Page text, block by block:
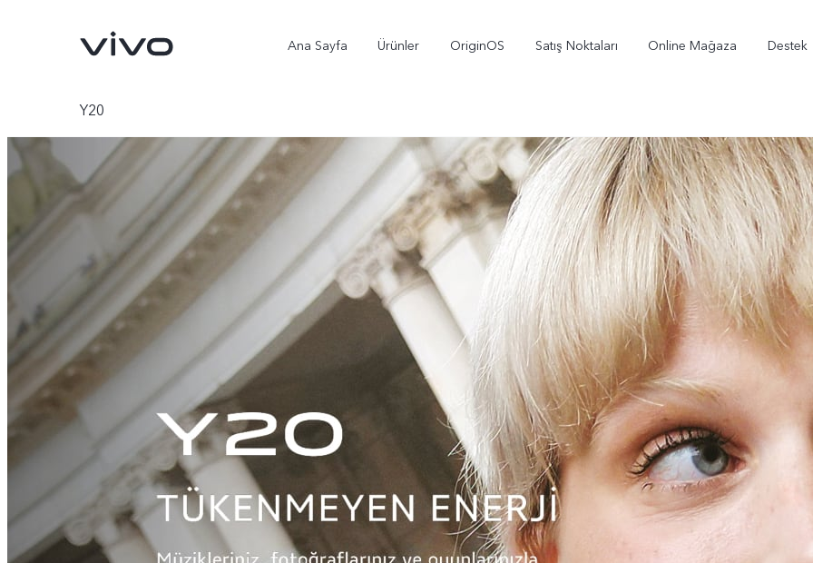
Ana Sayfa Ürünler OriginOS Satış Noktaları Online Mağaza Destek
X300 Ultra yeni X300 Pro X300 V70 yeni
Y20